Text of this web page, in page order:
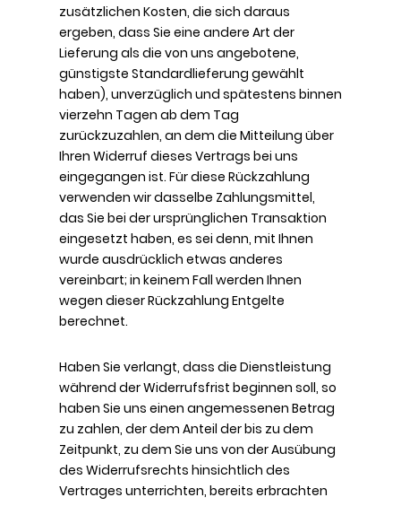
zusätzlichen Kosten, die sich daraus
ergeben, dass Sie eine andere Art der
Lieferung als die von uns angebotene,
günstigste Standardlieferung gewählt
haben), unverzüglich und spätestens binnen
vierzehn Tagen ab dem Tag
zurückzuzahlen, an dem die Mitteilung über
Ihren Widerruf dieses Vertrags bei uns
eingegangen ist. Für diese Rückzahlung
verwenden wir dasselbe Zahlungsmittel,
das Sie bei der ursprünglichen Transaktion
eingesetzt haben, es sei denn, mit Ihnen
wurde ausdrücklich etwas anderes
vereinbart; in keinem Fall werden Ihnen
wegen dieser Rückzahlung Entgelte
berechnet.
Haben Sie verlangt, dass die Dienstleistung
während der Widerrufsfrist beginnen soll, so
haben Sie uns einen angemessenen Betrag
zu zahlen, der dem Anteil der bis zu dem
Zeitpunkt, zu dem Sie uns von der Ausübung
des Widerrufsrechts hinsichtlich des
Vertrages unterrichten, bereits erbrachten